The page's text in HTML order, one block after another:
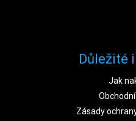
Důležité
Jak
Zásady